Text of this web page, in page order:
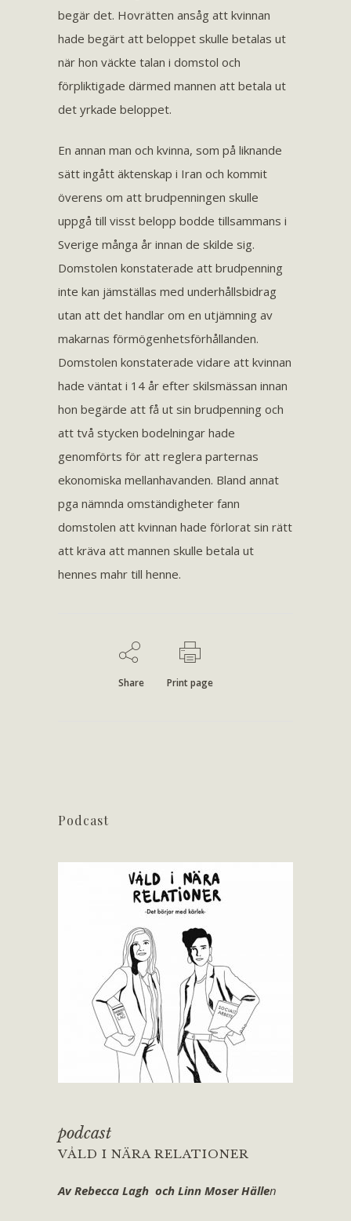
begär det. Hovrätten ansåg att kvinnan
hade begärt att beloppet skulle betalas ut
när hon väckte talan i domstol och
förpliktigade därmed mannen att betala ut
det yrkade beloppet.
En annan man och kvinna, som på liknande
sätt ingått äktenskap i Iran och kommit
överens om att brudpenningen skulle
uppgå till visst belopp bodde tillsammans i
Sverige många år innan de skilde sig.
Domstolen konstaterade att brudpenning
inte kan jämställas med underhållsbidrag
utan att det handlar om en utjämning av
makarnas förmögenhetsförhållanden.
Domstolen konstaterade vidare att kvinnan
hade väntat i 14 år efter skilsmässan innan
hon begärde att få ut sin brudpenning och
att två stycken bodelningar hade
genomförts för att reglera parternas
ekonomiska mellanhavanden. Bland annat
pga nämnda omständigheter fann
domstolen att kvinnan hade förlorat sin rätt
att kräva att mannen skulle betala ut
hennes mahr till henne.
Share Print page
Podcast
podcast
VÅLD I NÄRA RELATIONER
Av Rebecca Lagh och Linn Moser Hällen